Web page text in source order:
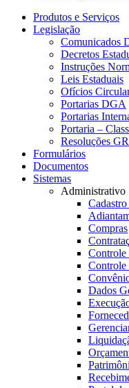
Produtos e Serviços
Legislação
Comunicados
Decretos
Instruções
Leis Estaduais
Ofícios
Portarias DGA
Portarias
Portaria –
Resoluções GR
Formulários
Documentos
Sistemas
Administrativo
Compras
Controle
Controle
Dados